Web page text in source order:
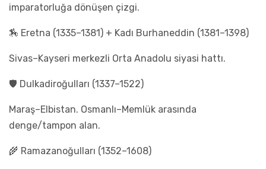
imparatorluğa dönüşen çizgi.
🏇 Eretna (1335–1381) + Kadı Burhaneddin (1381–1398)
Sivas–Kayseri merkezli Orta Anadolu siyasi hattı.
🛡️ Dulkadiroğulları (1337–1522)
Maraş–Elbistan. Osmanlı–Memlük arasında
denge/tampon alan.
🌾 Ramazanoğulları (1352–1608)